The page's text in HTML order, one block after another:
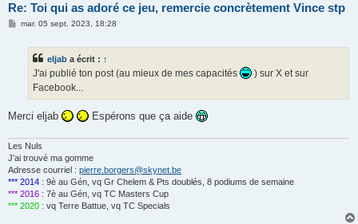
Re: Toi qui as adoré ce jeu, remercie concrètement Vince stp
Mmar. 05 sept. 2023, 18:28
eljab a écrit : ↑
J'ai publié ton post (au mieux de mes capacités
) sur X et sur
Facebook...
Merci eljab Espérons que ça aide
Les Nuls
J'ai trouvé ma gomme
Adresse courriel : pierre.borgers@skynet.be
*** 2014 : 9è au Gén, vq Gr Chelem & Pts doublés, 8 podiums de semaine
*** 2016 : 7è au Gén, vq TC Masters Cup
*** 2020 : vq Terre Battue, vq TC Specials